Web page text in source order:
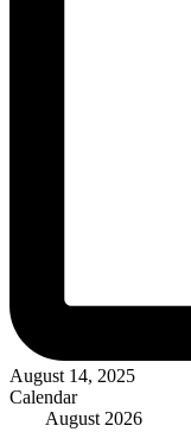
August 14, 2025
Calendar
August 2026